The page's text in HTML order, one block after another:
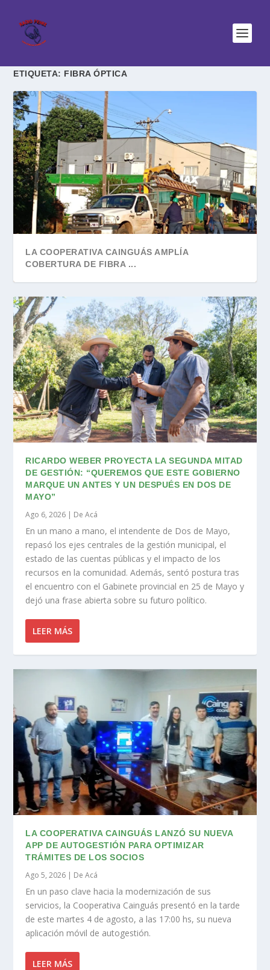
ETIQUETA: FIBRA ÓPTICA
LA COOPERATIVA CAINGUÁS AMPLÍA
COBERTURA DE FIBRA ...
RICARDO WEBER PROYECTA LA SEGUNDA MITAD
DE GESTIÓN: “QUEREMOS QUE ESTE GOBIERNO
MARQUE UN ANTES Y UN DESPUÉS EN DOS DE
MAYO”
Ago 6, 2026 | De Acá
En un mano a mano, el intendente de Dos de Mayo,
repasó los ejes centrales de la gestión municipal, el
estado de las cuentas públicas y el impacto de los
recursos en la comunidad. Además, sentó postura tras
el encuentro con el Gabinete provincial en 25 de Mayo y
dejó una frase abierta sobre su futuro político.
LEER MÁS
LA COOPERATIVA CAINGUÁS LANZÓ SU NUEVA
APP DE AUTOGESTIÓN PARA OPTIMIZAR
TRÁMITES DE LOS SOCIOS
Ago 5, 2026 | De Acá
En un paso clave hacia la modernización de sus
servicios, la Cooperativa Cainguás presentó en la tarde
de este martes 4 de agosto, a las 17:00 hs, su nueva
aplicación móvil de autogestión.
LEER MÁS